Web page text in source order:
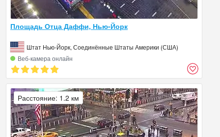
Площадь Отца Даффи, Нью-Йорк
Штат Нью-Йорк, Соединённые Штаты Америки (США)
Веб‑камера онлайн
Расстояние: 1.2 км